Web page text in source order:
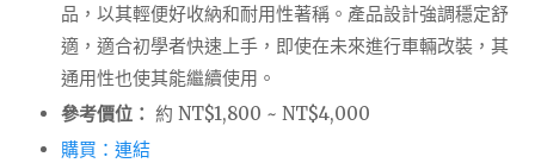
品，以其輕便好收納和耐用性著稱。產品設計強調穩定舒
適，適合初學者快速上手，即使在未來進行車輛改裝，其
通用性也使其能繼續使用。
參考價位： 約 NT$1,800 ~ NT$4,000
購買：連結